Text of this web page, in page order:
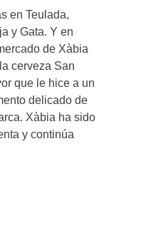
en Teulada,
y Gata. Y en
de Xàbia
cerveza San
que le hice a un
delicado de
Xàbia ha sido
y continúa